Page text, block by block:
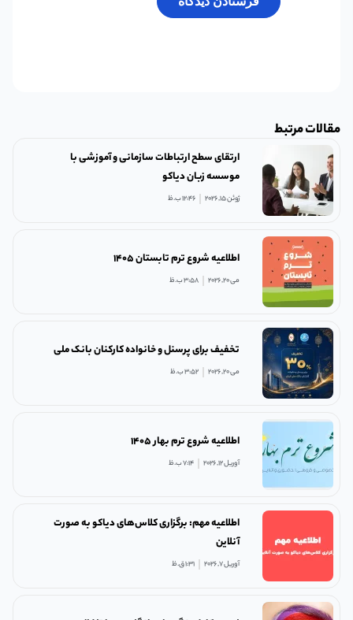
مقالات مرتبط
ارتقای سطح ارتباطات سازمانی و آموزشی با
موسسه زبان دیاکو
ژوئن 15, 2026 12:46 ب.ظ
اطلاعیه شروع ترم تابستان ۱۴۰۵
می 20, 2026 3:58 ب.ظ
تخفیف برای پرسنل و خانواده کارکنان بانک ملی
می 20, 2026 3:52 ب.ظ
اطلاعیه شروع ترم بهار ۱۴۰۵
آوریل 12, 2026 7:14 ب.ظ
اطلاعیه مهم: برگزاری کلاس‌های دیاکو به صورت
آنلاین
آوریل 7, 2026 1:31 ق.ظ